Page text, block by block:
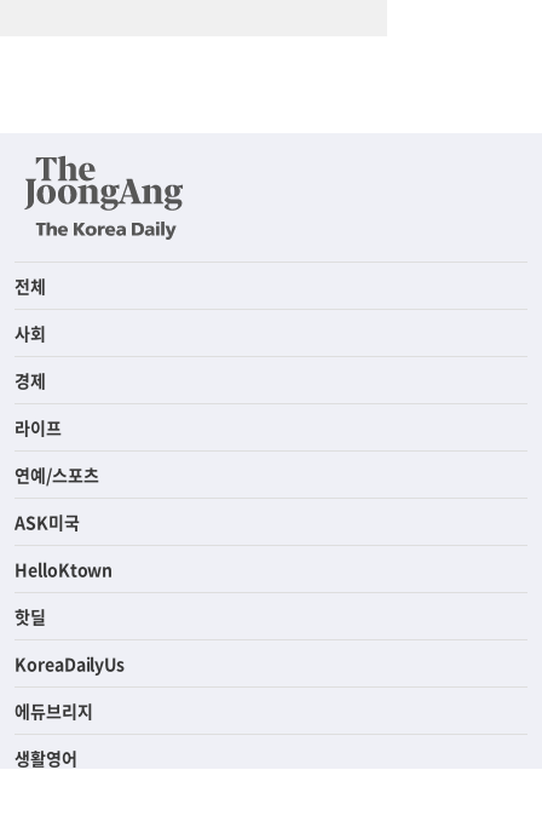
전체
사회
경제
라이프
연예/스포츠
ASK미국
HelloKtown
핫딜
KoreaDailyUs
에듀브리지
생활영어